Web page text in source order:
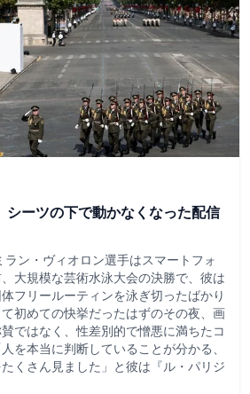
シーツの下で動かなくなった配信
ン・ヴィオロン選手はスマートフォ
大規模な芸術水泳大会の決勝で、彼は
フリールーティンを泳ぎ切ったばかり
初めての快挙だったはずのその夜、画
ではなく、性差別的で憎悪に満ちたコ
を本当に判断していることが分かる、
くさん見ました」と彼は『ル・パリジ